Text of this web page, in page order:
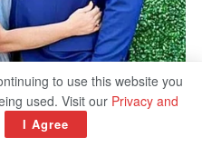
to use this website you
used. Visit our Privacy and
I Agree